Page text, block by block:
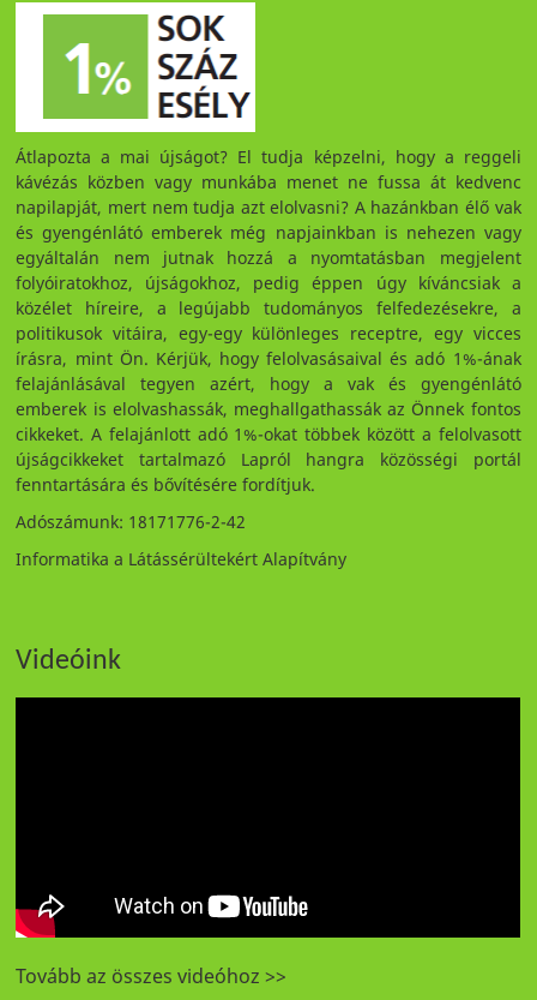
Átlapozta a mai újságot? El tudja képzelni, hogy a reggeli
kávézás közben vagy munkába menet ne fussa át kedvenc
napilapját, mert nem tudja azt elolvasni? A hazánkban élő vak
és gyengénlátó emberek még napjainkban is nehezen vagy
egyáltalán nem jutnak hozzá a nyomtatásban megjelent
folyóiratokhoz, újságokhoz, pedig éppen úgy kíváncsiak a
közélet híreire, a legújabb tudományos felfedezésekre, a
politikusok vitáira, egy-egy különleges receptre, egy vicces
írásra, mint Ön. Kérjük, hogy felolvasásaival és adó 1%-ának
felajánlásával tegyen azért, hogy a vak és gyengénlátó
emberek is elolvashassák, meghallgathassák az Önnek fontos
cikkeket. A felajánlott adó 1%-okat többek között a felolvasott
újságcikkeket tartalmazó Lapról hangra közösségi portál
fenntartására és bővítésére fordítjuk.
Adószámunk: 18171776-2-42
Informatika a Látássérültekért Alapítvány
Videóink
Tovább az összes videóhoz >>